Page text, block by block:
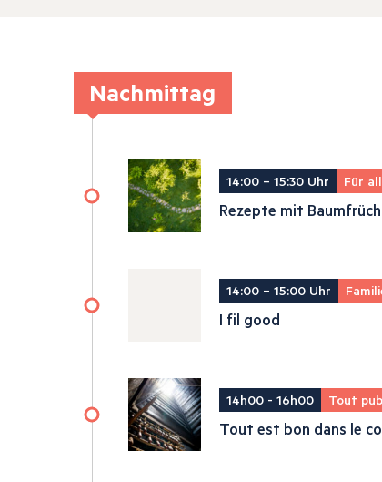
Nachmittag
14:00 – 15:30 Uhr Für
Rezepte mit
14:00 – 15:00 Uhr
I fil good
14h00 - 16h00 Tout
Tout est bon dans le